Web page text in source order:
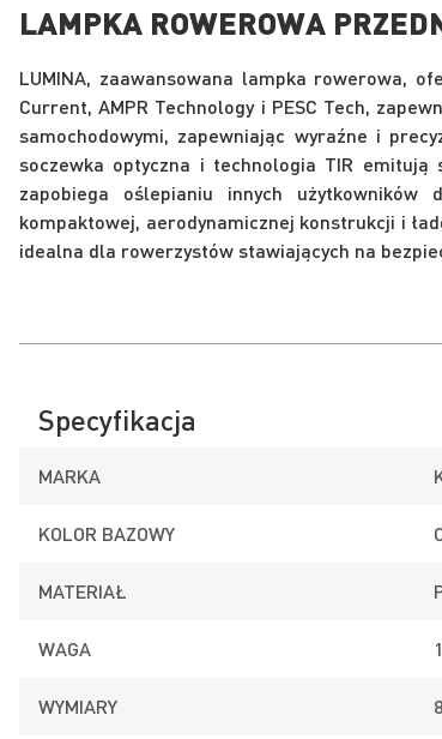
LAMPKA ROWEROWA
LUMINA, zaawansowana lampka rowerowa,
Current, AMPR Technology i PESC Tech,
samochodowymi, zapewniając wyraźne i
soczewka optyczna i technologia TIR
zapobiega oślepianiu innych użytkowników
kompaktowej, aerodynamicznej konstrukcji i
idealna dla rowerzystów stawiających na
Specyfikacja
MARKA
KOLOR BAZOWY
MATERIAŁ
WAGA
WYMIARY